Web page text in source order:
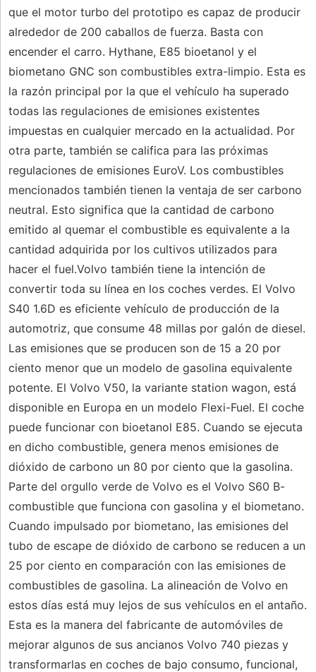
que el motor turbo del prototipo es capaz de producir
alrededor de 200 caballos de fuerza. Basta con
encender el carro. Hythane, E85 bioetanol y el
biometano GNC son combustibles extra-limpio. Esta es
la razón principal por la que el vehículo ha superado
todas las regulaciones de emisiones existentes
impuestas en cualquier mercado en la actualidad. Por
otra parte, también se califica para las próximas
regulaciones de emisiones EuroV. Los combustibles
mencionados también tienen la ventaja de ser carbono
neutral. Esto significa que la cantidad de carbono
emitido al quemar el combustible es equivalente a la
cantidad adquirida por los cultivos utilizados para
hacer el fuel.Volvo también tiene la intención de
convertir toda su línea en los coches verdes. El Volvo
S40 1.6D es eficiente vehículo de producción de la
automotriz, que consume 48 millas por galón de diesel.
Las emisiones que se producen son de 15 a 20 por
ciento menor que un modelo de gasolina equivalente
potente. El Volvo V50, la variante station wagon, está
disponible en Europa en un modelo Flexi-Fuel. El coche
puede funcionar con bioetanol E85. Cuando se ejecuta
en dicho combustible, genera menos emisiones de
dióxido de carbono un 80 por ciento que la gasolina.
Parte del orgullo verde de Volvo es el Volvo S60 B-
combustible que funciona con gasolina y el biometano.
Cuando impulsado por biometano, las emisiones del
tubo de escape de dióxido de carbono se reducen a un
25 por ciento en comparación con las emisiones de
combustibles de gasolina. La alineación de Volvo en
estos días está muy lejos de sus vehículos en el antaño.
Esta es la manera del fabricante de automóviles de
mejorar algunos de sus ancianos Volvo 740 piezas y
transformarlas en coches de bajo consumo, funcional,